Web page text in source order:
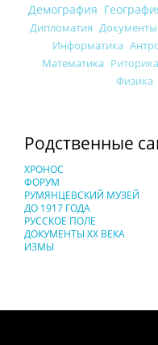
Демография
Дипломатия Документы
Информатика
Математика Риторика
Физика
Родственные
ХРОНОС
ФОРУМ
РУМЯНЦЕВСКИЙ МУЗЕЙ
ДО 1917 ГОДА
РУССКОЕ ПОЛЕ
ДОКУМЕНТЫ XX ВЕКА
ИЗМЫ